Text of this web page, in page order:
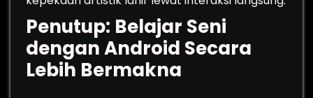
Penutup: Belajar Seni
dengan Android Secara
Lebih Bermakna